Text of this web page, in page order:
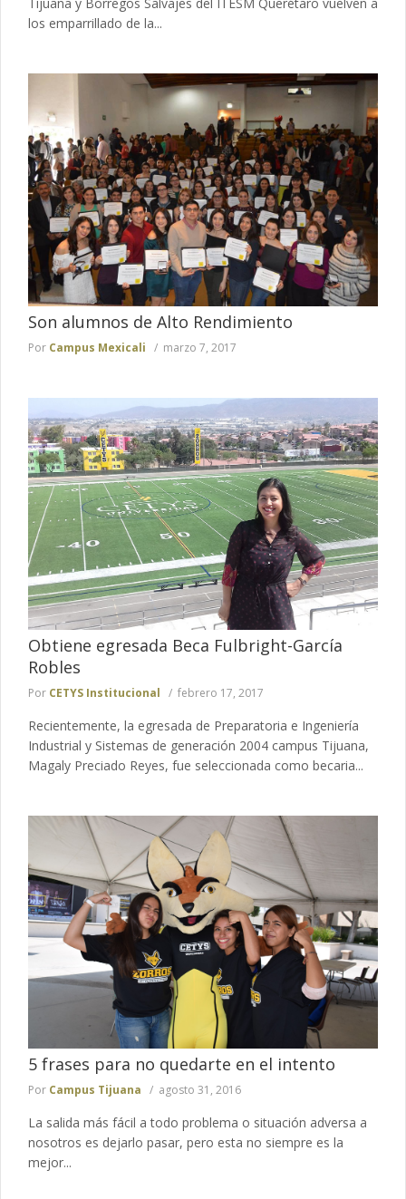
Tijuana y Borregos Salvajes del ITESM Querétaro vuelven a
los emparrillado de la...
Son alumnos de Alto Rendimiento
Por Campus Mexicali marzo 7, 2017
Obtiene egresada Beca Fulbright-García
Robles
Por CETYS Institucional febrero 17, 2017
Recientemente, la egresada de Preparatoria e Ingeniería
Industrial y Sistemas de generación 2004 campus Tijuana,
Magaly Preciado Reyes, fue seleccionada como becaria...
5 frases para no quedarte en el intento
Por Campus Tijuana agosto 31, 2016
La salida más fácil a todo problema o situación adversa a
nosotros es dejarlo pasar, pero esta no siempre es la
mejor...